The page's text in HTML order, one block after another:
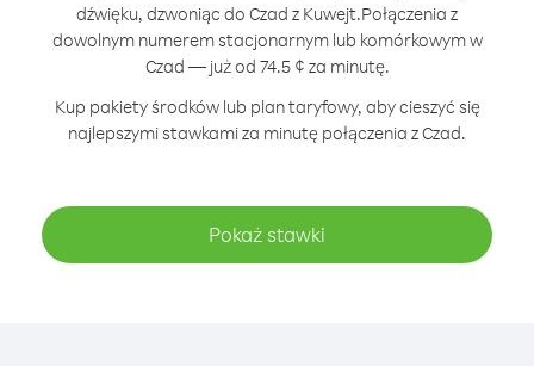
dźwięku, dzwoniąc do Czad z Kuwejt.Połączenia z
dowolnym numerem stacjonarnym lub komórkowym w
Czad — już od 74.5 ¢ za minutę.
Kup pakiety środków lub plan taryfowy, aby cieszyć się
najlepszymi stawkami za minutę połączenia z Czad.
Pokaż stawki